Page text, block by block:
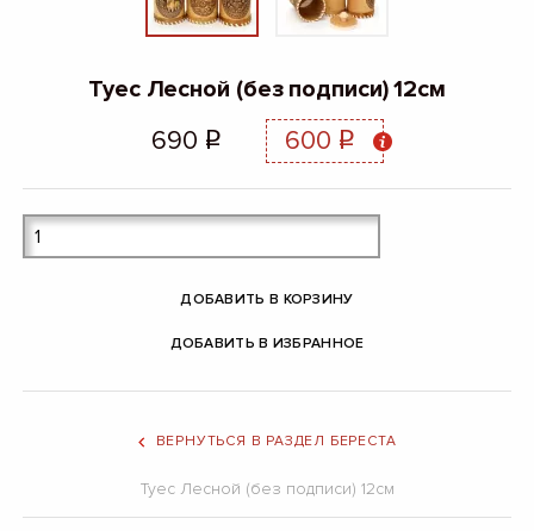
Туес Лесной (без подписи) 12см
690 q 600 q
ДОБАВИТЬ В КОРЗИНУ
ДОБАВИТЬ В ИЗБРАННОЕ
ВЕРНУТЬСЯ В РАЗДЕЛ БЕРЕСТА
Туес Лесной (без подписи) 12см